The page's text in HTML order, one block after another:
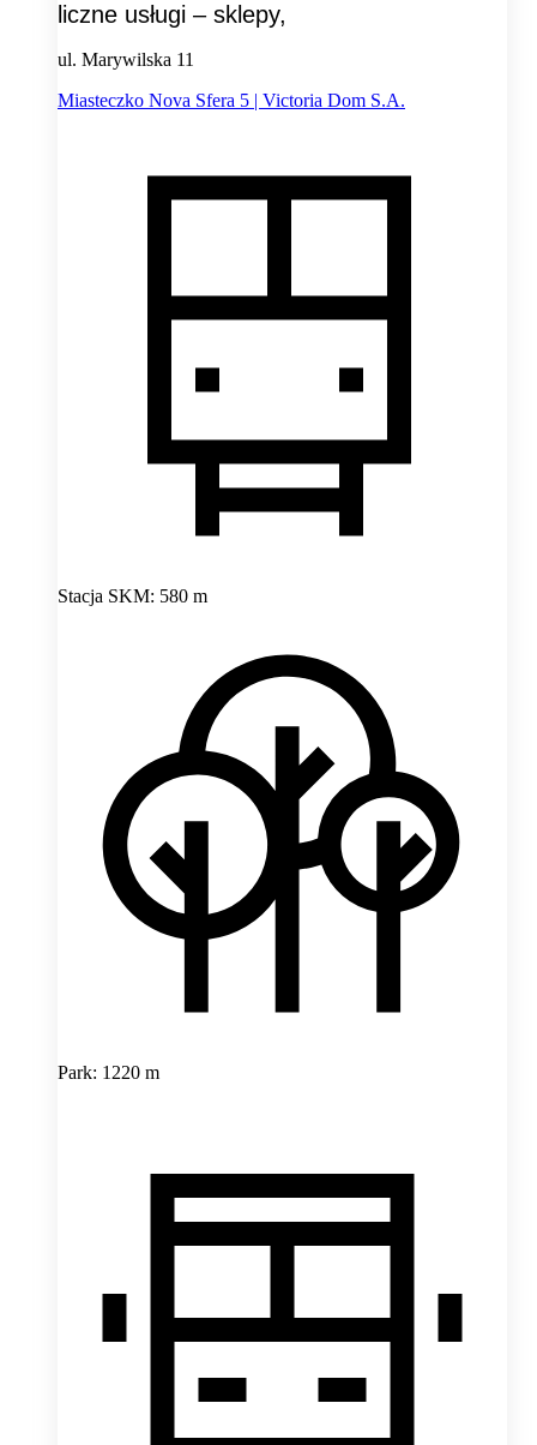
liczne usługi – sklepy,
ul. Marywilska 11
Miasteczko Nova Sfera 5 | Victoria Dom S.A.
Stacja SKM: 580 m
Park: 1220 m